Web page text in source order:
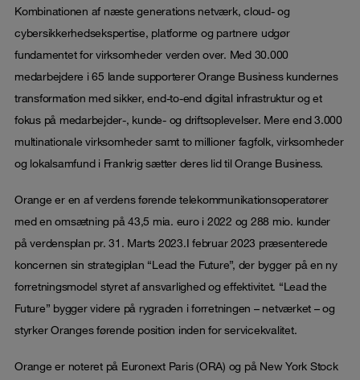
Kombinationen af næste generations netværk, cloud- og
cybersikkerhedsekspertise, platforme og partnere udgør
fundamentet for virksomheder verden over. Med 30.000
medarbejdere i 65 lande supporterer Orange Business kundernes
transformation med sikker, end-to-end digital infrastruktur og et
fokus på medarbejder-, kunde- og driftsoplevelser. Mere end 3.000
multinationale virksomheder samt to millioner fagfolk, virksomheder
og lokalsamfund i Frankrig sætter deres lid til Orange Business.
Orange er en af verdens førende telekommunikationsoperatører
med en omsætning på 43,5 mia. euro i 2022 og 288 mio. kunder
på verdensplan pr. 31. Marts 2023.I februar 2023 præsenterede
koncernen sin strategiplan “Lead the Future”, der bygger på en ny
forretningsmodel styret af ansvarlighed og effektivitet. “Lead the
Future” bygger videre på rygraden i forretningen – netværket – og
styrker Oranges førende position inden for servicekvalitet.
Orange er noteret på Euronext Paris (ORA) og på New York Stock